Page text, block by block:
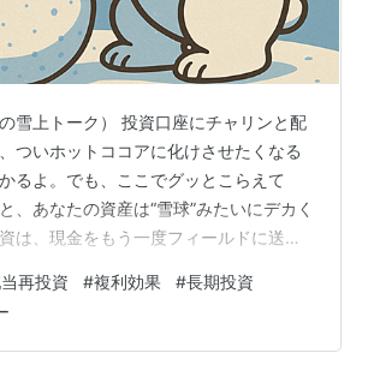
雪上トーク） 投資口座にチャリンと配
ついホットココアに化けさせたくなる
よ。でも、ここでグッとこらえて
、あなたの資産は“雪球”みたいにデカく
は、現金をもう一度フィールドに送り
ろ」。いや食べさせて……じゃなくて埋
配当再投資の魔法です。 1. 配当再投資
しく・正確に） 配当再投資は、株式や
再投資 #複利効果 #長期投資